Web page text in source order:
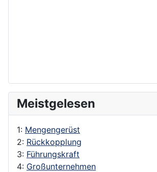
Meistgelesen
1: Mengengerüst
2: Rückkopplung
3: Führungskraft
4: Großunternehmen